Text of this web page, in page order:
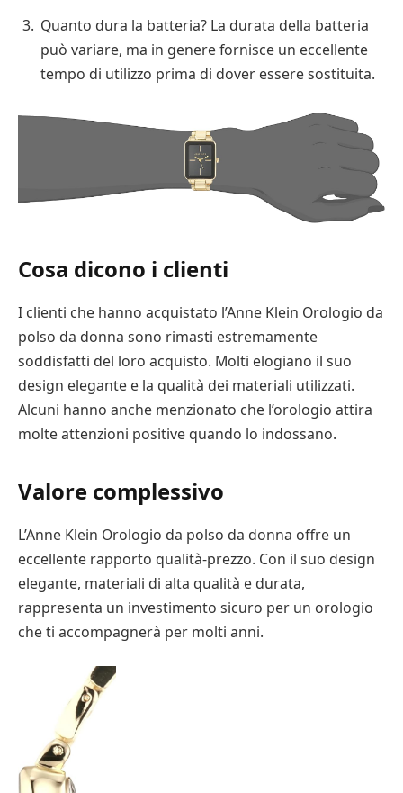
Quanto dura la batteria? La durata della batteria
può variare, ma in genere fornisce un eccellente
tempo di utilizzo prima di dover essere sostituita.
Cosa dicono i clienti
I clienti che hanno acquistato l’Anne Klein Orologio da
polso da donna sono rimasti estremamente
soddisfatti del loro acquisto. Molti elogiano il suo
design elegante e la qualità dei materiali utilizzati.
Alcuni hanno anche menzionato che l’orologio attira
molte attenzioni positive quando lo indossano.
Valore complessivo
L’Anne Klein Orologio da polso da donna offre un
eccellente rapporto qualità-prezzo. Con il suo design
elegante, materiali di alta qualità e durata,
rappresenta un investimento sicuro per un orologio
che ti accompagnerà per molti anni.